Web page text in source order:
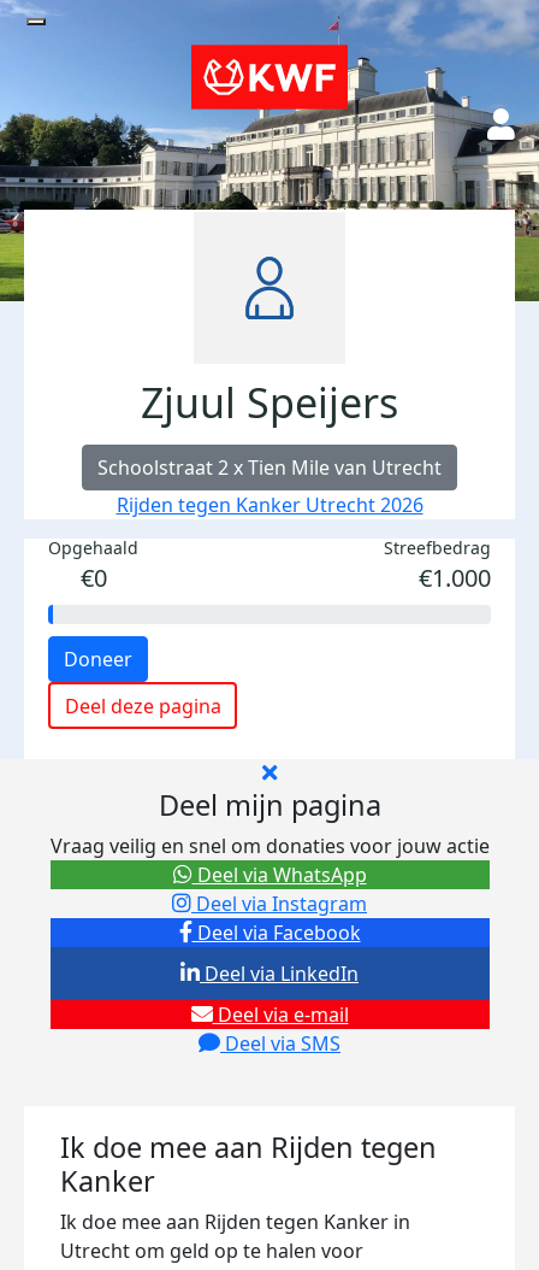
Zjuul Speijers
Schoolstraat 2 x Tien Mile van Utrecht
Rijden tegen Kanker Utrecht 2026
Opgehaald
€0
Streefbedrag
€1.000
Doneer
Deel deze pagina
Deel mijn pagina
Vraag veilig en snel om donaties voor jouw actie
Deel via Facebook
Deel via Instagram
Deel via e-mail
Deel via SMS
Deel via LinkedIn
Deel via WhatsApp
Ik doe mee aan Rijden tegen
Kanker
Ik doe mee aan Rijden tegen Kanker in
Utrecht om geld op te halen voor